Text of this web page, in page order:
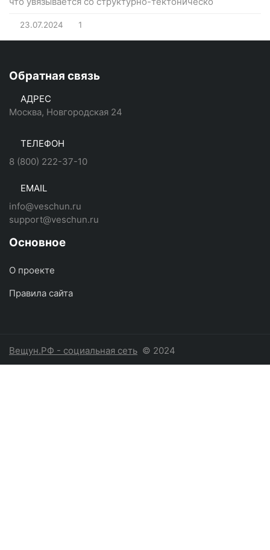
23.07.2024 1
Обратная связь
АДРЕС
Москва, Новгородская 24
ТЕЛЕФОН
8 (800) 222-37-10
EMAIL
info@veschun.ru
support@veschun.ru
Основное
О проекте
Правила сайта
Вещун.РФ - социальная сеть © 2024